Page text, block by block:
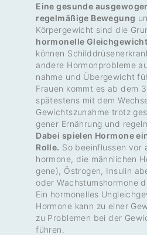
Eine gesunde
regelmäßige Bewegung
Körper­ge­wicht sind die
hormo­nelle Gleich­ge­wicht
können
andere Hormon­pro­bleme
nahme und Überge­wicht
Frauen kommt es ab dem
spätes­tens mit dem
Gewichts­zu­nahme trotz
gener Ernäh­rung und
Dabei spielen Hormone
Rolle. So beein­flussen vor
hor­mone, die männ­li­chen
gene), Östrogen, Insulin
oder Wachs­tums­hor­mone
Ein hormo­nelles
Hormone kann zu einer
zu Problemen bei der
führen.